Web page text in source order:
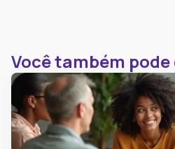
Você também